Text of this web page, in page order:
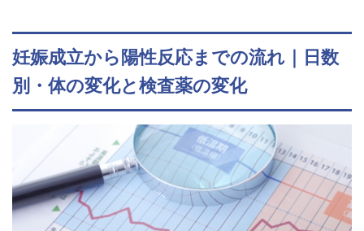
妊娠成立から陽性反応までの流れ｜日数
別・体の変化と検査薬の変化